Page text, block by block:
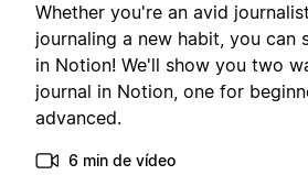
Whether you're an avid
journaling a new habit, you can
in Notion! We'll show you two
journal in Notion, one for
advanced.
6 min de vídeo